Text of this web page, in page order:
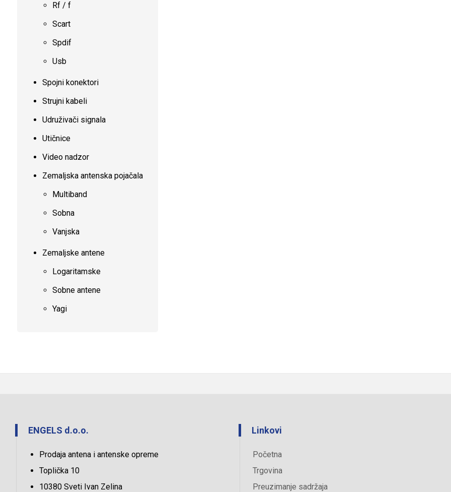
Rf / f
Scart
Spdif
Usb
Spojni konektori
Strujni kabeli
Udruživači signala
Utičnice
Video nadzor
Zemaljska antenska pojačala
Multiband
Sobna
Vanjska
Zemaljske antene
Logaritamske
Sobne antene
Yagi
ENGELS d.o.o.
Prodaja antena i antenske opreme
Toplička 10
10380 Sveti Ivan Zelina
Linkovi
Početna
Trgovina
Preuzimanje sadržaja